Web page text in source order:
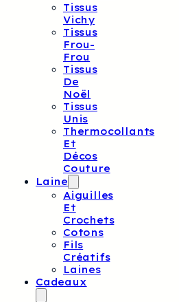
Tissus
Vichy
Tissus
Frou-
Frou
Tissus
De
Noël
Tissus
Unis
Thermocollants
Et
Décos
Couture
Laine
Aiguilles
Et
Crochets
Cotons
Fils
Créatifs
Laines
Cadeaux